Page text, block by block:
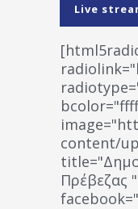
Live
content/
Πρέβεζας "